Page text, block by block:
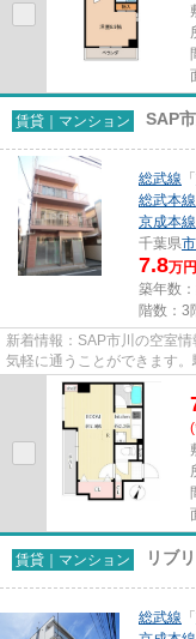
賃貸｜マンション SAP市
総武線 「
総武本線
京成本線
千葉県
7.8万円
築年数
階数：3
新着情報：SAP市川の空室
気軽に通うことができます
かがですか。こちらの物件で
賃貸｜マンション リブ
総武線 「